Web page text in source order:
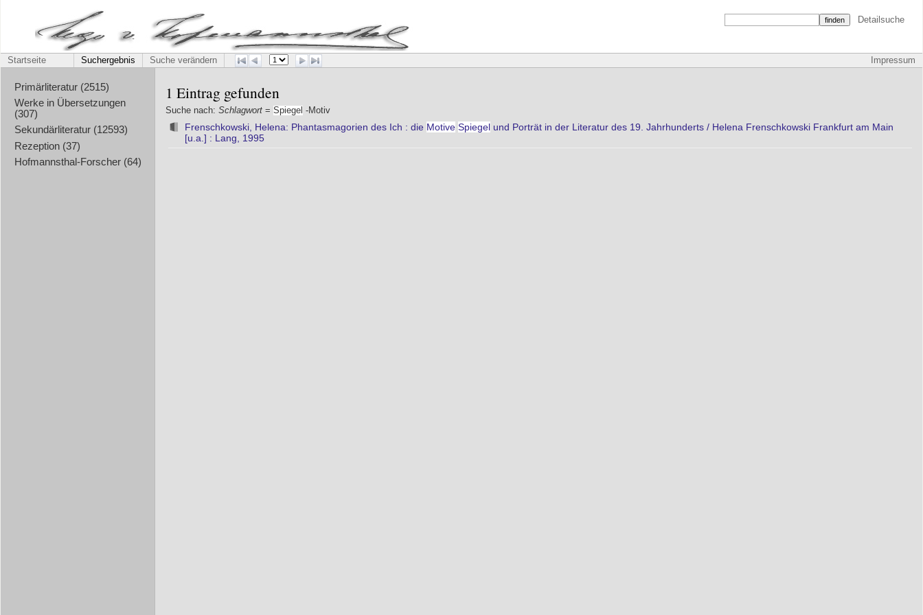
Detailsuche
Impressum
Startseite Suchergebnis Suche verändern
Primärliteratur (2515)
Werke in Übersetzungen
(307)
Sekundärliteratur (12593)
Rezeption (37)
Hofmannsthal-Forscher (64)
1 Eintrag gefunden
Suche nach: Schlagwort = Spiegel -Motiv
Frenschkowski, Helena: Phantasmagorien des Ich : die Motive Spiegel und Porträt in der Literatur des 19. Jahrhunderts / Helena Frenschkowski Frankfurt am Main
[u.a.] : Lang, 1995